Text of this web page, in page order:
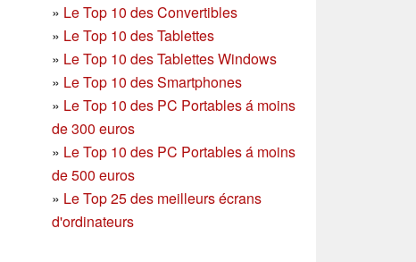
» Le Top 10 des Convertibles
» Le Top 10 des Tablettes
» Le Top 10 des Tablettes Windows
» Le Top 10 des Smartphones
» Le Top 10 des PC Portables á moins
de 300 euros
» Le Top 10 des PC Portables á moins
de 500 euros
» Le Top 25 des meilleurs écrans
d'ordinateurs